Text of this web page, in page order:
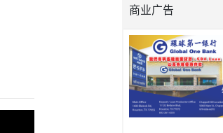
商业广告